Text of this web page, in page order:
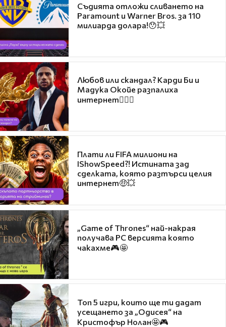
Съдията отложи сливането на
Paramount и Warner Bros. за 110
милиарда долара!😯💥
Любов или скандал? Карди Би и
Мадука Окойе разпалиха
интернет❤️‍🔥🔥
Плати ли FIFA милиони на
IShowSpeed?! Истината зад
сделката, която разтърси целия
интернет🤑💥
„Game of Thrones“ най-накрая
получава PC версията която
чакахме🎮🤩
Топ 5 игри, които ще ти дадат
усещането за „Одисея“ на
Кристофър Нолан🤩🎮